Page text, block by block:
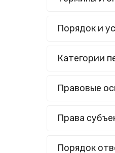
Порядок и
Категории
Правовые
Права
Порядок